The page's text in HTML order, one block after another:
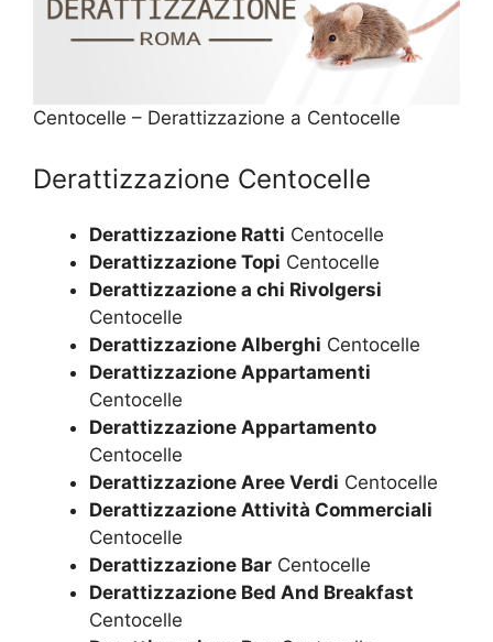
Centocelle – Derattizzazione a Centocelle
Derattizzazione Centocelle
Derattizzazione Ratti Centocelle
Derattizzazione Topi Centocelle
Derattizzazione a chi Rivolgersi
Centocelle
Derattizzazione Alberghi Centocelle
Derattizzazione Appartamenti
Centocelle
Derattizzazione Appartamento
Centocelle
Derattizzazione Aree Verdi Centocelle
Derattizzazione Attività Commerciali
Centocelle
Derattizzazione Bar Centocelle
Derattizzazione Bed And Breakfast
Centocelle